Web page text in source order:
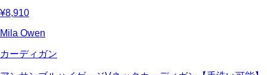
¥8,910
Mila Owen
カーディガン